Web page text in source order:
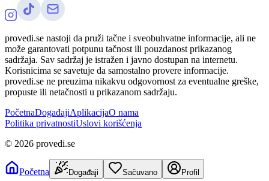
provedi.se nastoji da pruži tačne i sveobuhvatne informacije, ali ne
može garantovati potpunu tačnost ili pouzdanost prikazanog
sadržaja. Sav sadržaj je istražen i javno dostupan na internetu.
Korisnicima se savetuje da samostalno provere informacije.
provedi.se ne preuzima nikakvu odgovornost za eventualne greške,
propuste ili netačnosti u prikazanom sadržaju.
PočetnaDogađajiAplikacijaO nama
Politika privatnostiUslovi korišćenja
© 2026 provedi.se
Početna Događaji Sačuvano Profil